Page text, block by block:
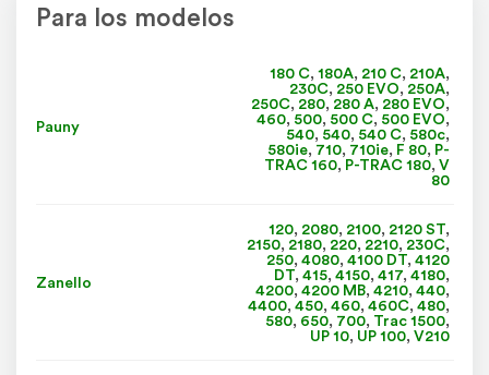
Para los modelos
Pauny
180 C, 180A, 210 C, 210A,
230C, 250 EVO, 250A,
250C, 280, 280 A, 280 EVO,
460, 500, 500 C, 500 EVO,
540, 540, 540 C, 580c,
580ie, 710, 710ie, F 80, P-
TRAC 160, P-TRAC 180, V
80
Zanello
120, 2080, 2100, 2120 ST,
2150, 2180, 220, 2210, 230C,
250, 4080, 4100 DT, 4120
DT, 415, 4150, 417, 4180,
4200, 4200 MB, 4210, 440,
4400, 450, 460, 460C, 480,
580, 650, 700, Trac 1500,
UP 10, UP 100, V210